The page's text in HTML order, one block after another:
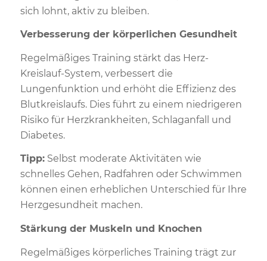
sich lohnt, aktiv zu bleiben.
Verbesserung der körperlichen Gesundheit
Regelmäßiges Training stärkt das Herz-
Kreislauf-System, verbessert die
Lungenfunktion und erhöht die Effizienz des
Blutkreislaufs. Dies führt zu einem niedrigeren
Risiko für Herzkrankheiten, Schlaganfall und
Diabetes.
Tipp:Selbst moderate Aktivitäten wie
schnelles Gehen, Radfahren oder Schwimmen
können einen erheblichen Unterschied für Ihre
Herzgesundheit machen.
Stärkung der Muskeln und Knochen
Regelmäßiges körperliches Training trägt zur